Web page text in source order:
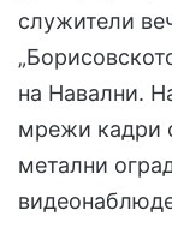
служители
на Навални.
мрежи кадри
метални